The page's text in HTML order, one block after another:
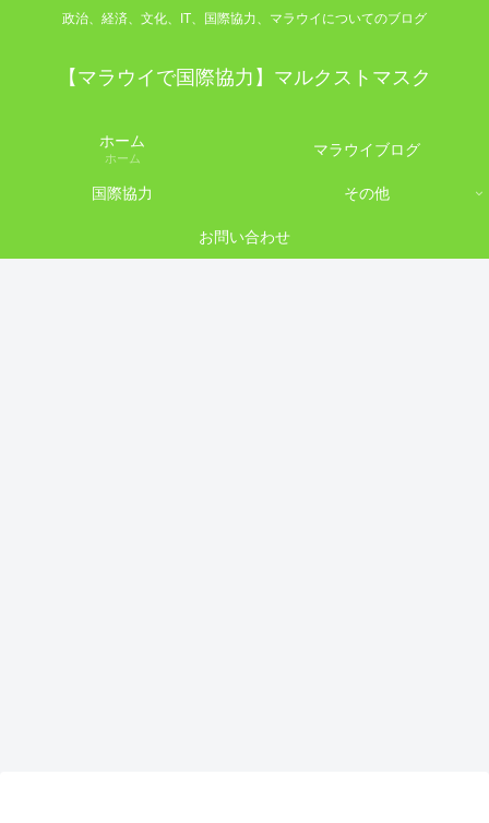
政治、経済、文化、IT、国際協力、マラウイについてのブログ
【マラウイで国際協力】マルクストマスク
ホーム
ホーム マラウイブログ
国際協力 その他
お問い合わせ